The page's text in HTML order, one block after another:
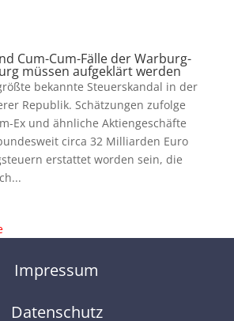
Cum-Cum-Fälle der Warburg-
müssen aufgeklärt werden
bekannte Steuerskandal in der
Republik. Schätzungen zufolge
Ex und ähnliche Aktiengeschäfte
circa 32 Milliarden Euro
erstattet worden sein, die
Impressum
Datenschutz